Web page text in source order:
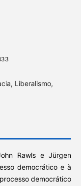
Liberalismo,
Rawls e Jürgen
democrático e à
democrático